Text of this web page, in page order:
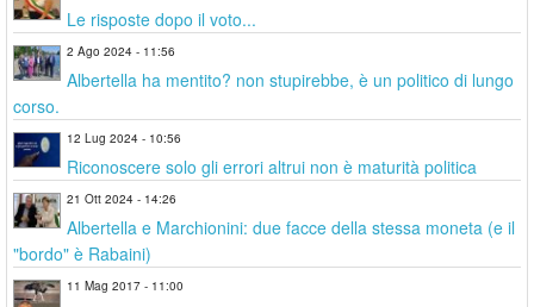
Le risposte dopo il voto...
2 Ago 2024 - 11:56
Albertella ha mentito? non stupirebbe, è un politico di lungo
corso.
12 Lug 2024 - 10:56
Riconoscere solo gli errori altrui non è maturità politica
21 Ott 2024 - 14:26
Albertella e Marchionini: due facce della stessa moneta (e il
"bordo" è Rabaini)
11 Mag 2017 - 11:00